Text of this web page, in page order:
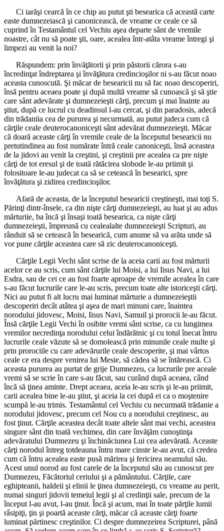
Ci iarăşi cearcă în ce chip au putut şti besearica că această carte
easte dumnezeiască şi canonicească, de vreame ce ceale ce să
cuprind în Testamântul cel Vechiu aşea departe sânt de vremile
noastre, cât nu să poate şti, oare, acealea într-atâta vreame întregi şi
limpezi au venit la noi?
Răspundem: prin învăţătorii şi prin păstorii cărora s-au
încredinţat îndreptarea şi învăţătura credincioşilor ni s-au făcut noao
aceasta cunoscută. Şi măcar de besearicii nu să fac noao descoperiri,
însă pentru aceaea poate şi după multă vreame să cunoască şi să ştie
care sânt adevărate şi dumnezeieşti cărţi, precum şi mai înainte au
ştiut, după ce lucrul cu deadinsul l-au cercat, şi din paradosis, adecă
din trădaniia cea de pururea şi necurmată, au putut judeca cum că
cărţile ceale deuterocanoniceşti sânt adevărat dumnezeieşti. Măcar
că doară aceaste cărţi în vremile ceale de la începutul besearicii nu
pretutindinea au fost numărate întră ceale canoniceşti, însă aceastea
de la jidovi au venit la creştini, şi creştinii pre acealea ca pre nişte
cărţi de tot eresul şi de toată rătăcirea slobode le-au priimit şi
folositoare le-au judecat ca să se cetească în besearici, spre
învăţătura şi zidirea credincioşilor.
Afară de aceasta, de la începutul besearicii creştineşti, mai toţi S.
Părinţi dintr-însele, ca din nişte cărţi dumnezeieşti, au luat şi au adus
mărturiie, ba încă şi însaşi toată besearica, ca nişte cărţi
dumnezeieşti, împreună cu cealealalte dumnezeieşti Scripturi, au
rânduit să se cetească în besearică, cum anume să va arăta unde să
vor pune cărţile aceastea care să zic deuterocanoniceşti.
Cărţile Legii Vechi sânt scrise de la aceia carii au fost mărturii
acelor ce au scris, cum sânt cărţile lui Moisi, a lui Iisus Navi, a lui
Esdra, sau de cei ce au fost foarte aproape de vremile acealea în care
s-au făcut lucrurile care le-au scris, precum toate alte istoriceşti cărţi.
Nici au putut fi alt lucru mai luminat mărturie a dumnezeieştii
descoperiri decât atâtea şi aşea de mari minuni care, înaintea
norodului jidovesc, Moisi, Iisus Navi, Samuil şi prorocii le-au făcut.
Însă cărţile Legii Vechi în osibite vremi sânt scrise, ca cu lungimea
vremilor necredinţa norodului celui îndărătnic şi cu totul înecat întru
lucrurile ceale văzute să se domolească prin minunile ceale multe şi
prin prorociile cu care adevărurile ceale descoperite, şi mai vârtos
ceale ce era despre venirea lui Mesie, să cădea să se întărească. Ci
aceasta pururea au purtat de grije Dumnezeu, ca lucrurile pre aceale
vremi să se scrie în care s-au făcut, sau curând după aceaea, când
încă să ţinea aminte. Drept aceaea, aceia le-au scris şi le-au priimit,
carii acealea bine le-au ştiut, şi aceia la cei după ei ca o moştenire
scumpă le-au trimis. Testamântul cel Vechiu cu necurmată trădanie a
norodului jidovesc, precum cel Nou cu a norodului creştinesc, au
fost ţinut. Cărţile aceastea decât toate altele sânt mai vechi, aceastea
singure sânt din toată vechimea, din care învăţăm cunoştinţa
adevăratului Dumnezeu şi închinăciunea Lui cea adevărată. Aceaste
cărţi norodul întreg totdeauna întru mare cinste le-au avut, că credea
cum că întru acealea easte pusă mărirea şi fericirea neamului său.
Acest unul norod au fost carele de la începutul său au cunoscut pre
Dumnezeu, Făcătoriul ceriului şi a pământului. Cărţile, care
eghipteanii, haldeii şi elinii le ţinea dumnezeieşti, cu vreame au perit,
numai singuri jidovii temeiul legii şi al credinţii sale, precum de la
început l-au avut, l-au ţinut. Încă şi acum, mai în toate părţile lumii
râsipiţi, ţin şi poartă aceaste cărţi, măcar că aceaste cărţi foarte
luminat părtinesc creştinilor. Ci despre dumnezeirea Scripturei, până